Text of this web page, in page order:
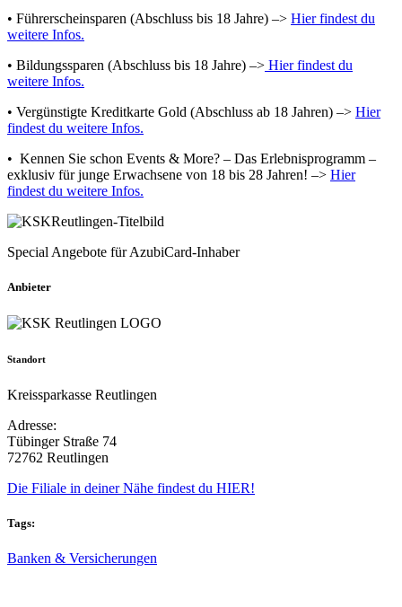
• Führerscheinsparen (Abschluss bis 18 Jahre) –> Hier findest du
weitere Infos.
• Bildungssparen (Abschluss bis 18 Jahre) –> Hier findest du
weitere Infos.
• Vergünstigte Kreditkarte Gold (Abschluss ab 18 Jahren) –> Hier
findest du weitere Infos.
• Kennen Sie schon Events & More? – Das Erlebnisprogramm –
exklusiv für junge Erwachsene von 18 bis 28 Jahren! –> Hier
findest du weitere Infos.
Special Angebote für AzubiCard-Inhaber
Anbieter
Standort
Kreissparkasse Reutlingen
Adresse:
Tübinger Straße 74
72762 Reutlingen
Die Filiale in deiner Nähe findest du HIER!
Tags:
Banken & Versicherungen